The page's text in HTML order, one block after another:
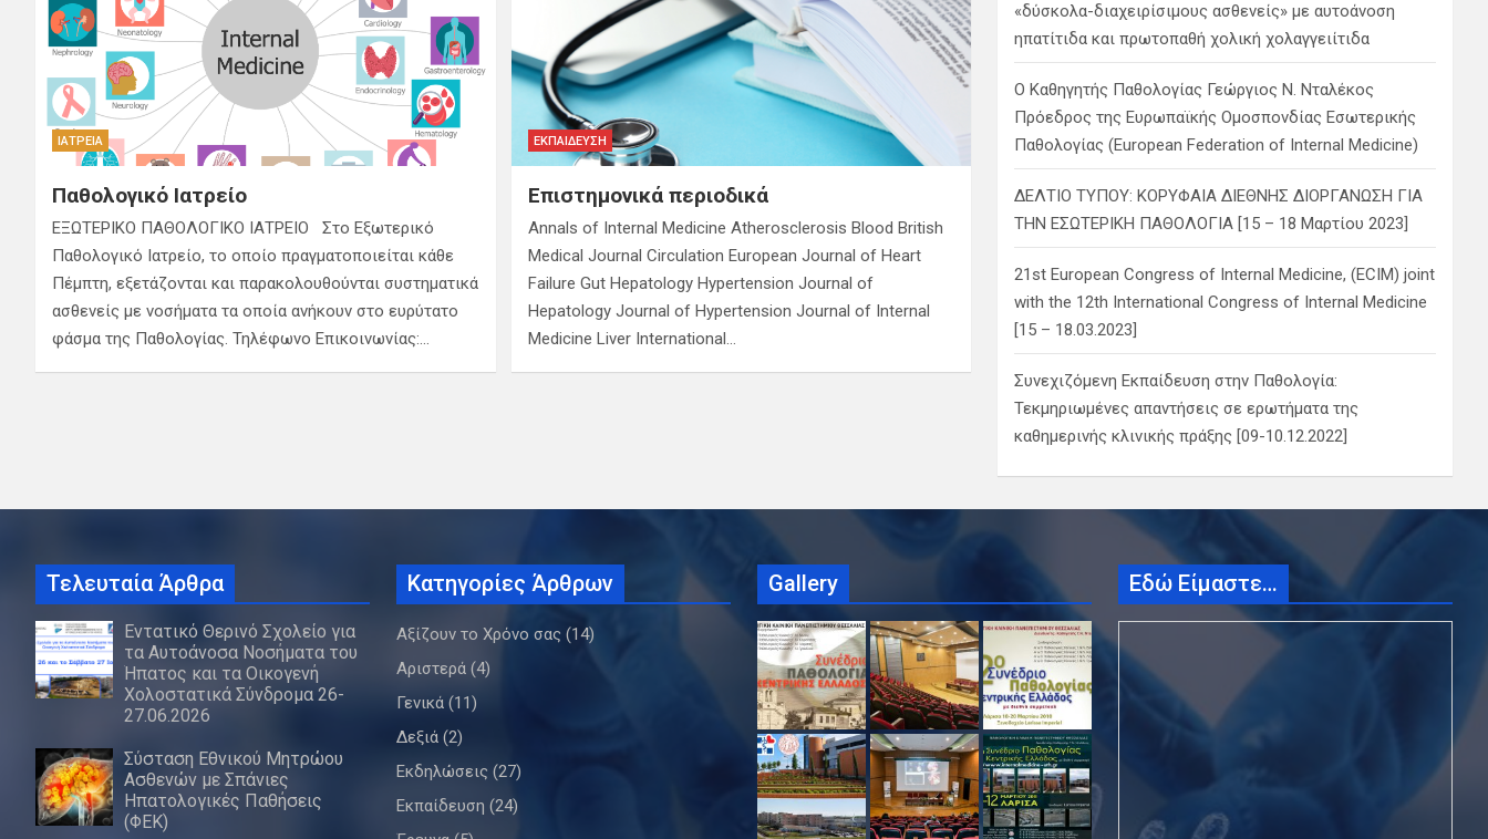
ΙΑΤΡΕΊΑ
Παθολογικό Ιατρείο
ΕΞΩΤΕΡΙΚΟ ΠΑΘΟΛΟΓΙΚΟ ΙΑΤΡΕΙΟ Στο Εξωτερικό
Παθολογικό Ιατρείο, το οποίο πραγματοποιείται κάθε
Πέμπτη, εξετάζονται και παρακολουθούνται συστηματικά
ασθενείς με νοσήματα τα οποία ανήκουν στο ευρύτατο
φάσμα της Παθολογίας. Τηλέφωνο Επικοινωνίας:…
ΕΚΠΑΊΔΕΥΣΗ
Επιστημονικά περιοδικά
Annals of Internal Medicine Atherosclerosis Blood British
Medical Journal Circulation European Journal of Heart
Failure Gut Hepatology Hypertension Journal of
Hepatology Journal of Hypertension Journal of Internal
Medicine Liver International…
«δύσκολα-διαχειρίσιμους ασθενείς» με αυτοάνοση
ηπατίτιδα και πρωτοπαθή χολική χολαγγειίτιδα
Ο Καθηγητής Παθολογίας Γεώργιος Ν. Νταλέκος
Πρόεδρος της Ευρωπαϊκής Ομοσπονδίας Εσωτερικής
Παθολογίας (European Federation of Internal Medicine)
ΔΕΛΤΙΟ ΤΥΠΟΥ: ΚΟΡΥΦΑΙΑ ΔΙΕΘΝΗΣ ΔΙΟΡΓΑΝΩΣΗ ΓΙΑ
ΤΗΝ ΕΣΩΤΕΡΙΚΗ ΠΑΘΟΛΟΓΙΑ [15 – 18 Μαρτίου 2023]
21st European Congress of Internal Medicine, (ECIM) joint
with the 12th International Congress of Internal Medicine
[15 – 18.03.2023]
Συνεχιζόμενη Εκπαίδευση στην Παθολογία:
Τεκμηριωμένες απαντήσεις σε ερωτήματα της
καθημερινής κλινικής πράξης [09-10.12.2022]
Τελευταία Άρθρα
Εντατικό Θερινό Σχολείο για
τα Αυτοάνοσα Νοσήματα του
Ήπατος και τα Οικογενή
Χολοστατικά Σύνδρομα 26-
27.06.2026
Σύσταση Εθνικού Μητρώου
Ασθενών με Σπάνιες
Ηπατολογικές Παθήσεις
(ΦΕΚ)
Κατηγορίες Άρθρων
Αξίζουν το Χρόνο σας (14)
Αριστερά (4)
Γενικά (11)
Δεξιά (2)
Εκδηλώσεις (27)
Εκπαίδευση (24)
Gallery Εδώ Είμαστε…